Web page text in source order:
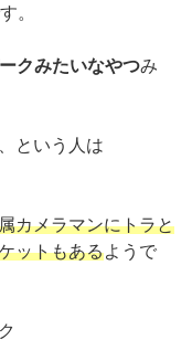
。
クみたいなやつみ
、という人は
カメラマンにトラと
ットもあるようで